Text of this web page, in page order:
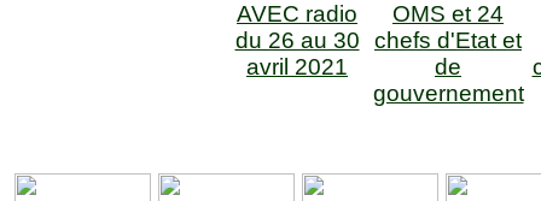
AVEC radio
du 26 au 30
avril 2021
OMS et 24
chefs d'Etat et
de
gouvernement